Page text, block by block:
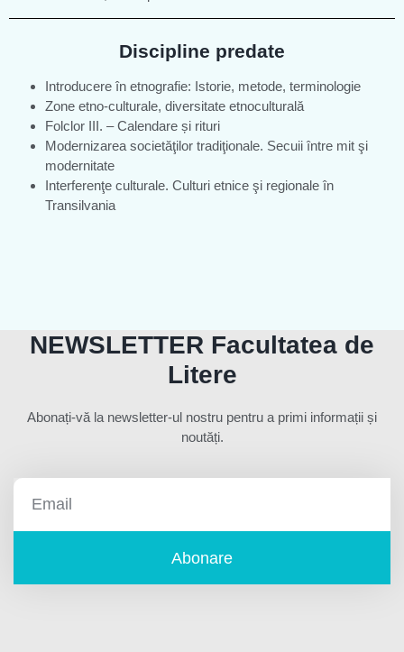
Discipline predate
Introducere în etnografie: Istorie, metode, terminologie
Zone etno-culturale, diversitate etnoculturală
Folclor III. – Calendare și rituri
Modernizarea societăţilor tradiţionale. Secuii între mit şi
modernitate
Interferenţe culturale. Culturi etnice şi regionale în
Transilvania
NEWSLETTER Facultatea de
Litere
Abonați-vă la newsletter-ul nostru pentru a primi informații și
noutăți.
Abonare